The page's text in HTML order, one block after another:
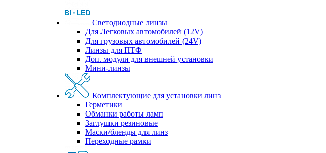
Светодиодные линзы
Для Легковых автомобилей (12V)
Для грузовых автомобилей (24V)
Линзы для ПТФ
Доп. модули для внешней установки
Мини-линзы
Комплектующие для установки линз
Герметики
Обманки работы ламп
Заглушки резиновые
Маски/бленды для линз
Переходные рамки